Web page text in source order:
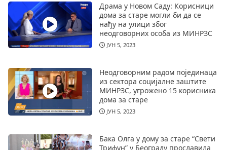
Драма у Новом Саду: Корисници
дома за старе могли би да се
нађу на улици због
неодговорних особа из МИНРЗС
ЈУН 5, 2023
Неодговорним радом појединаца
из сектора социјалне заштите
МИНРЗС, угрожено 15 корисника
дома за старе
ЈУН 5, 2023
Бака Олга у дому за старе “Свети
Трифун” у Београду прославила